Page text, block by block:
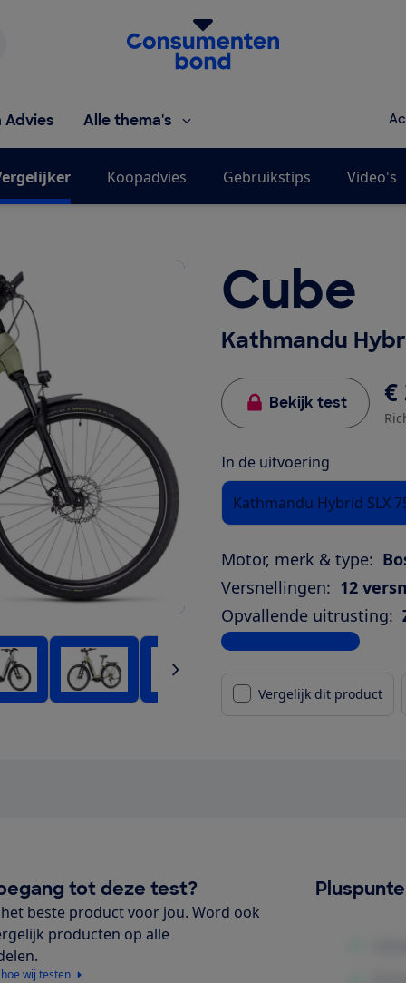
Homepage van de Consumentenbond
Advies Alle thema's
Koopadvies Gebruikstips Video's
Cube
Kathmandu
Bekijk test €
In de uitvoering
Kathmandu Hybrid SLX
Motor, merk & type:
Versnellingen: 12
Opvallende uitrusting:
Bekijk alle specificaties
Vergelijk dit product
tot deze test?
beste product voor jou. Word ook
producten op alle
wij testen